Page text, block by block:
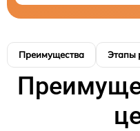
Преимущества Этапы